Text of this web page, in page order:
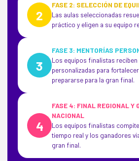
2
FASE 2: SELECCIÓN DE
Las aulas seleccionadas
práctico y eligen a su equipo
3
FASE 3: MENTORÍAS
Los equipos finalistas
personalizadas para
prepararse para la gran final.
4
FASE 4: FINAL REGIONAL Y
NACIONAL
Los equipos finalistas
tiempo real y los ganadores
gran final.